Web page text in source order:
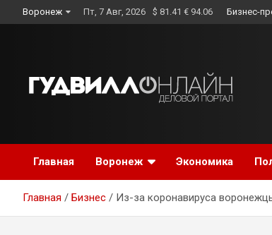
to
Воронеж Пт, 7 Авг, 2026 $ 81.41 € 94.06 Бизнес-
Главная Воронеж Экономика
Главная Бизнес Из-за коронавируса